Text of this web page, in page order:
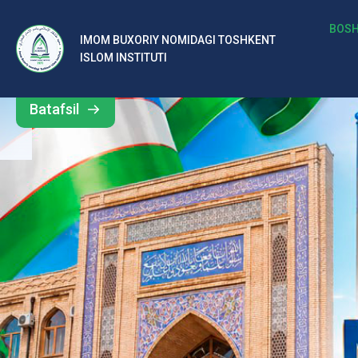
IMOM BUXORIY NOMIDAGI TOSHKENT
ISLOM INSTITUTI
b
al
ar
o‘
rt
a
si
d
Barcha
yangiliklar
Batafsil